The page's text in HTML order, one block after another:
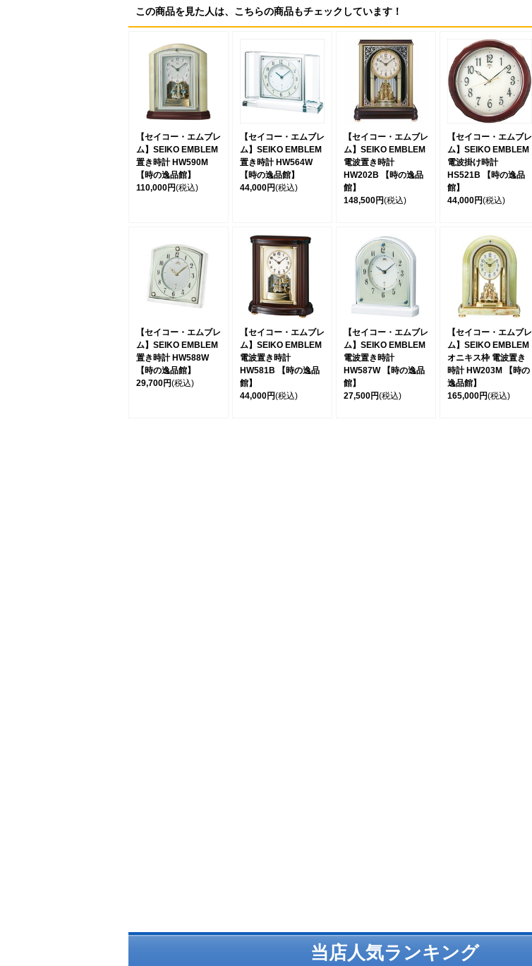
この商品を見た人は、こちらの商品もチェックしています！
【セイコー・エムブレ
ム】SEIKO EMBLEM
置き時計 HW590M
【時の逸品館】
110,000円(税込)
【セイコー・エムブレ
ム】SEIKO EMBLEM
置き時計 HW564W
【時の逸品館】
44,000円(税込)
【セイコー・エムブレ
ム】SEIKO EMBLEM
電波置き時計
HW202B 【時の逸品
館】
148,500円(税込)
【セイコー・エムブレ
ム】SEIKO EMBLEM
電波掛け時計
HS521B 【時の逸品
館】
44,000円(税込)
【セイコー・エムブレ
ム】SEIKO EMBLEM
置き時計 HW588W
【時の逸品館】
29,700円(税込)
【セイコー・エムブレ
ム】SEIKO EMBLEM
電波置き時計
HW581B 【時の逸品
館】
44,000円(税込)
【セイコー・エムブレ
ム】SEIKO EMBLEM
電波置き時計
HW587W 【時の逸品
館】
27,500円(税込)
【セイコー・エムブレ
ム】SEIKO EMBLEM
オニキス枠 電波置き
時計 HW203M 【時の
逸品館】
165,000円(税込)
当店人気ランキング